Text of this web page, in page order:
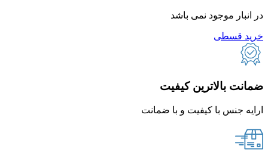
در انبار موجود نمی باشد
خرید قسطی
ضمانت بالاترین کیفیت
ارایه جنس با کیفیت و با ضمانت